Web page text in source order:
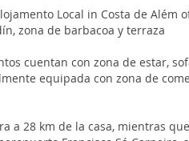
Local in Costa de Além
zona de barbacoa y terraza
cuentan con zona de estar,
equipada con zona de
a 28 km de la casa, mientras